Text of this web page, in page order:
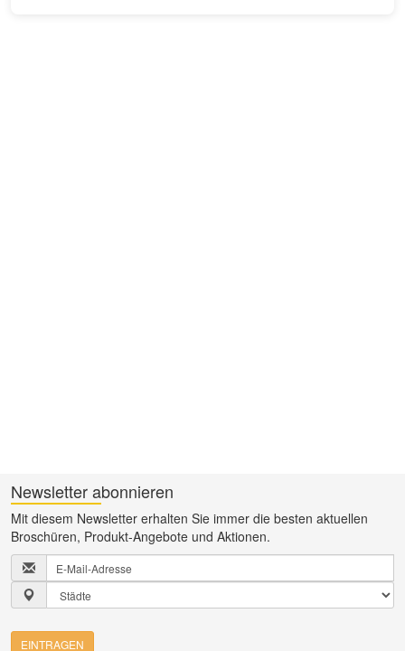
Newsletter abonnieren
Mit diesem Newsletter erhalten Sie immer die besten aktuellen
Broschüren, Produkt-Angebote und Aktionen.
EINTRAGEN